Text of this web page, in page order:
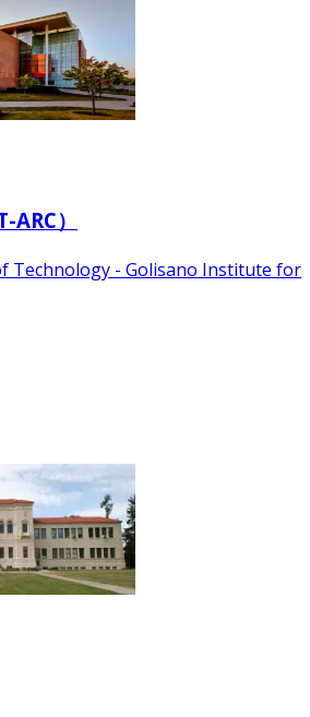
）
Technology - Golisano Institute for